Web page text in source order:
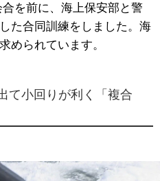
を前に、海上保安部と警
た合同訓練をしました。海
められています。
て小回りが利く「複合